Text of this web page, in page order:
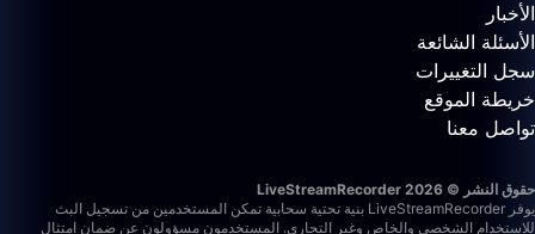
الأخبار
الأسئلة الشائعة
سجل التغييرات
خريطة الموقع
تواصل معنا
حقوق النشر © 2026 LiveStreamRecorder
يوفر LiveStreamRecorder بنية تحتية سحابية تمكن المستخدمين من تسجيل البث
للاستخدام الشخصي والخاص وغير التجاري. المستخدمون مسؤولون عن ضمان امتثال